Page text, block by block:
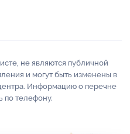
не являются публичной
и могут быть изменены в
Информацию о перечне
по телефону.